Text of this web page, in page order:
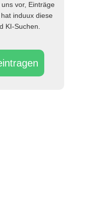
vor, Einträge
induux diese
KI-Suchen.